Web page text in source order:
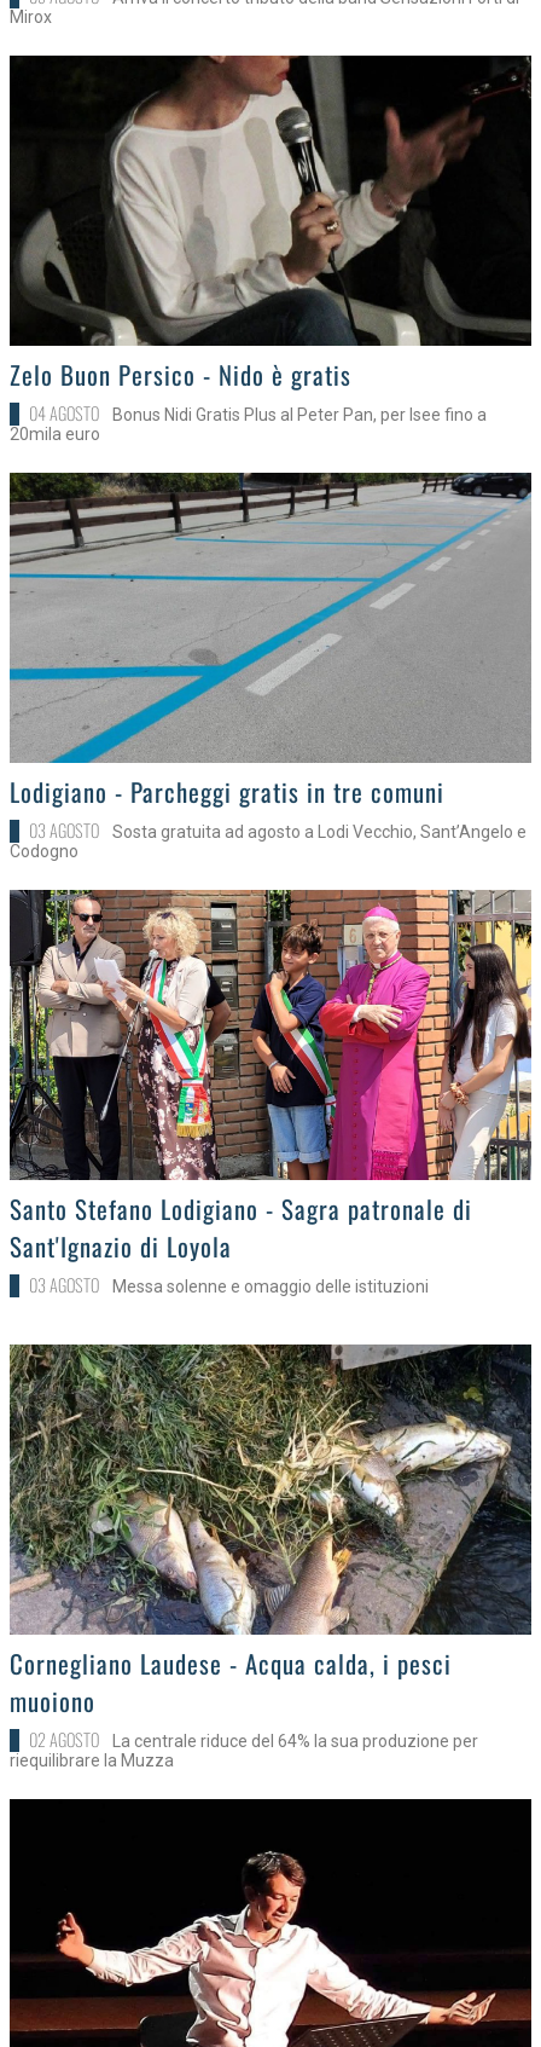
Mirox
>
Zelo Buon Persico - Nido è gratis
04 AGOSTO
Bonus Nidi Gratis Plus al Peter Pan, per Isee fino a
20mila euro
>Lodigiano - Parcheggi gratis in tre comuni
03 AGOSTO
Sosta gratuita ad agosto a Lodi Vecchio, Sant’Angelo e
Codogno
>
Santo Stefano Lodigiano - Sagra patronale di
Sant'Ignazio di Loyola
03 AGOSTO Messa solenne e omaggio delle istituzioni
>
Cornegliano Laudese - Acqua calda, i pesci
muoiono
02 AGOSTO
La centrale riduce del 64% la sua produzione per
riequilibrare la Muzza